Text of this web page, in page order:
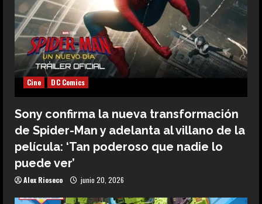
Cine DC Comics
Sony confirma la nueva transformación
de Spider-Man y adelanta al villano de la
película: ‘Tan poderoso que nadie lo
puede ver’
Alex Rioseco junio 20, 2026